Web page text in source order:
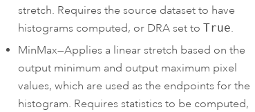
stretch. Requires the source dataset to have
histograms computed, or DRA set to True.
MinMax—Applies a linear stretch based on the
output minimum and output maximum pixel
values, which are used as the endpoints for the
histogram. Requires statistics to be computed,